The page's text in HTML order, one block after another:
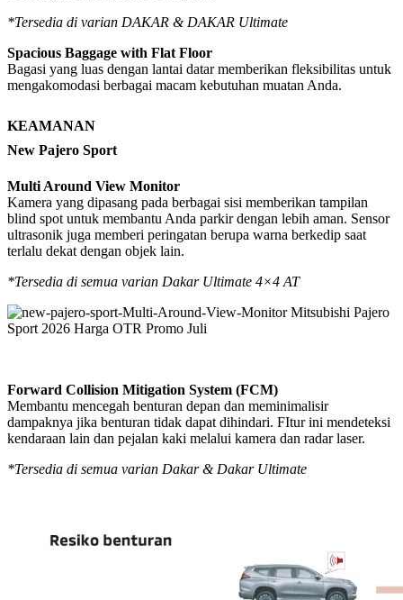
*Tersedia di varian DAKAR & DAKAR Ultimate
Spacious Baggage with Flat Floor
Bagasi yang luas dengan lantai datar memberikan fleksibilitas untuk
mengakomodasi berbagai macam kebutuhan muatan Anda.
KEAMANAN
New Pajero Sport
Multi Around View Monitor
Kamera yang dipasang pada berbagai sisi memberikan tampilan
blind spot untuk membantu Anda parkir dengan lebih aman. Sensor
ultrasonik juga memberi peringatan berupa warna berkedip saat
terlalu dekat dengan objek lain.
*Tersedia di semua varian Dakar Ultimate 4×4 AT
Forward Collision Mitigation System (FCM)
Membantu mencegah benturan depan dan meminimalisir
dampaknya jika benturan tidak dapat dihindari. FItur ini mendeteksi
kendaraan lain dan pejalan kaki melalui kamera dan radar laser.
*Tersedia di semua varian Dakar & Dakar Ultimate